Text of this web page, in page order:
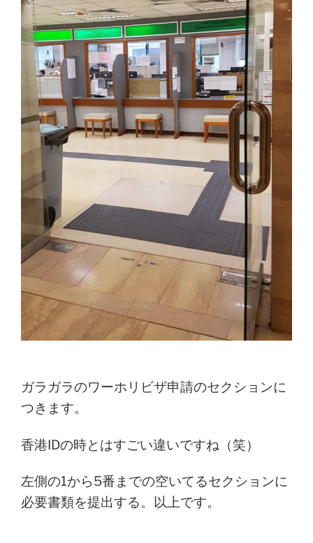
ガラガラのワーホリビザ申請のセクションに
つきます。
香港IDの時とはすごい違いですね（笑）
左側の1から5番までの空いてるセクションに
必要書類を提出する。以上です。